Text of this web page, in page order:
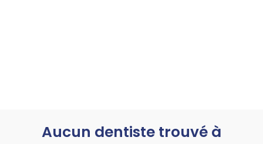
Aucun dentiste trouvé à